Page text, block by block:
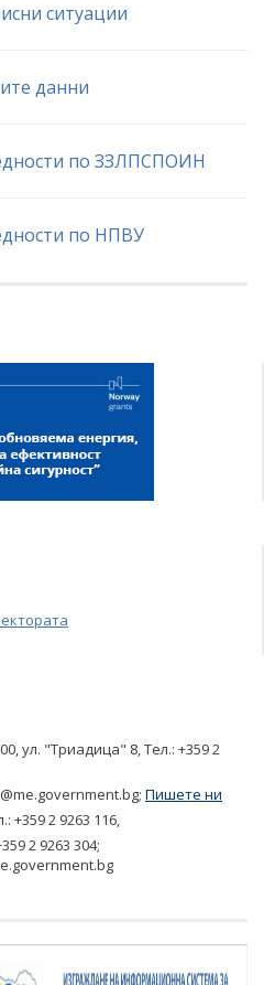
ситуации
данни
по ЗЗЛПСПОИН
по НПВУ
ул. "Триадица" 8,Tел.: +359 2
; Пишете ни
+359 2 9263 116,
2 9263 304;